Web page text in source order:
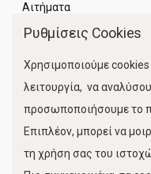
Αιτήματα
Ρυθμίσεις Cookies
Χρησιμοποιούμε cookies
λειτουργία, να
προσωποποιήσουμε το
Επιπλέον, μπορεί να
τη χρήση σας του